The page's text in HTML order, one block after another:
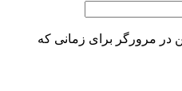
در مرورگر برای زمانی که